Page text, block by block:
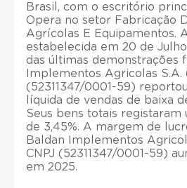
Brasil, com o escritório
Opera no setor Fabricação
Agrícolas E Equipamentos.
estabelecida em 20 de
das últimas demonstrações
Implementos Agricolas S.A.
(52311347/0001-59)
líquida de vendas de baixa
Seus bens totais registaram
de 3,45%. A margem de
Baldan Implementos
CNPJ (52311347/0001-59)
em 2025.